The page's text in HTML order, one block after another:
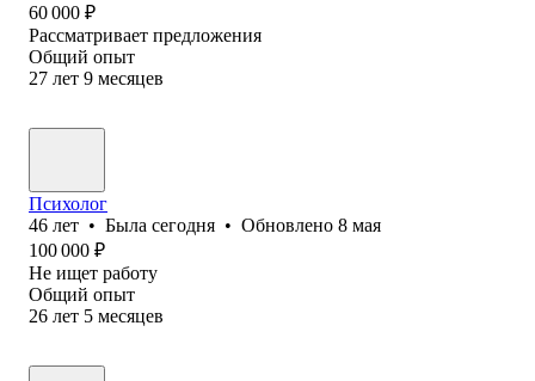
60 000 ₽
Рассматривает предложения
Общий опыт
27 лет 9 месяцев
Психолог
46 лет • Была сегодня • Обновлено 8 мая
100 000 ₽
Не ищет работу
Общий опыт
26 лет 5 месяцев